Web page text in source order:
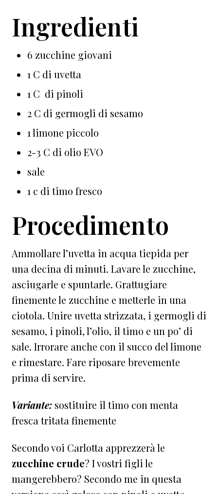
Ingredienti
6 zucchine giovani
1 C di uvetta
1 C di pinoli
2 C di germogli di sesamo
1 limone piccolo
2-3 C di olio EVO
sale
1 c di timo fresco
Procedimento
Ammollare l’uvetta in acqua tiepida per
una decina di minuti. Lavare le zucchine,
asciugarle e spuntarle. Grattugiare
finemente le zucchine e metterle in una
ciotola. Unire uvetta strizzata, i germogli di
sesamo, i pinoli, l’olio, il timo e un po’ di
sale. Irrorare anche con il succo del limone
e rimestare. Fare riposare brevemente
prima di servire.
Variante: sostituire il timo con menta
fresca tritata finemente
Secondo voi Carlotta apprezzerà le
zucchine crude? I vostri figli le
mangerebbero? Secondo me in questa